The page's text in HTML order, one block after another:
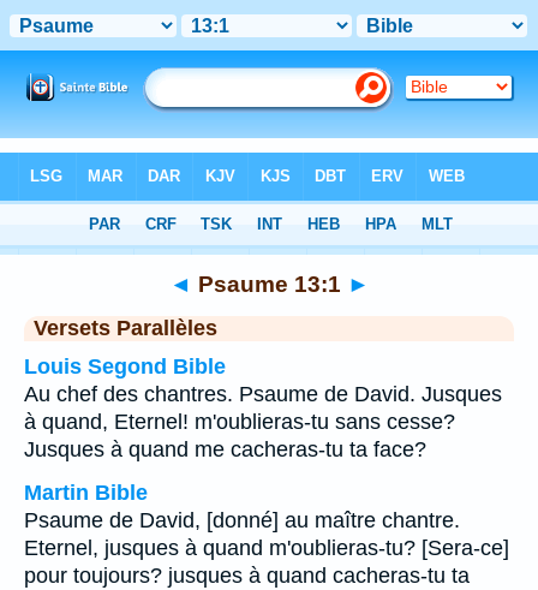
Chapitre 13> Verset 1
◄ Psaume 13:1 ►
Versets Parallèles
Louis Segond Bible
Au chef des chantres. Psaume de David. Jusques
à quand, Eternel! m'oublieras-tu sans cesse?
Jusques à quand me cacheras-tu ta face?
Martin Bible
Psaume de David, [donné] au maître chantre.
Eternel, jusques à quand m'oublieras-tu? [Sera-ce]
pour toujours? jusques à quand cacheras-tu ta